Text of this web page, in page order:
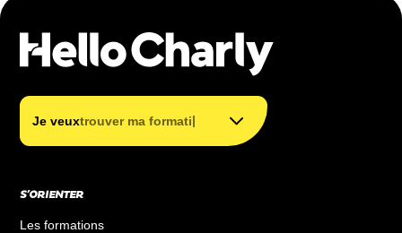
Je veuxtrouver ma formation
trouver mon métier
financer ma formation
S’ORIENTER
Les formations